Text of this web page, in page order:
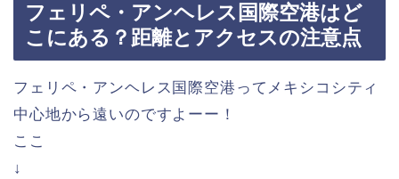
フェリペ・アンヘレス国際空港はど
こにある？距離とアクセスの注意点
フェリペ・アンヘレス国際空港ってメキシコシティ
中心地から遠いのですよーー！
ここ
↓